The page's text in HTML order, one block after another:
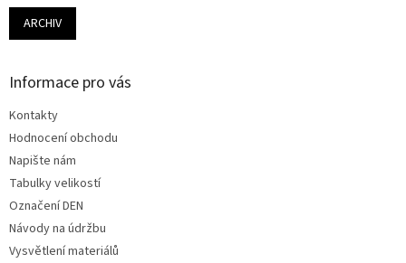
ARCHIV
Informace pro vás
Kontakty
Hodnocení obchodu
Napište nám
Tabulky velikostí
Označení DEN
Návody na údržbu
Vysvětlení materiálů